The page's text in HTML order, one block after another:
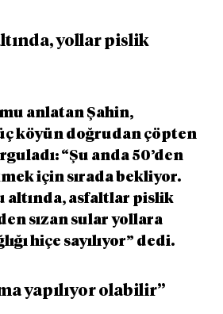
yollar pislik
anlatan Şahin,
köyün doğrudan çöpten
“Şu anda 50’den
için sırada bekliyor.
altında, asfaltlar pislik
sızan sular yollara
hiçe sayılıyor” dedi.
yapılıyor olabilir”